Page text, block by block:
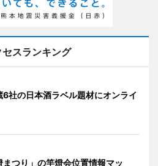
セスランキング
6社の日本酒ラベル題材にオンライ
まつり」の竿燈会位置情報マッ